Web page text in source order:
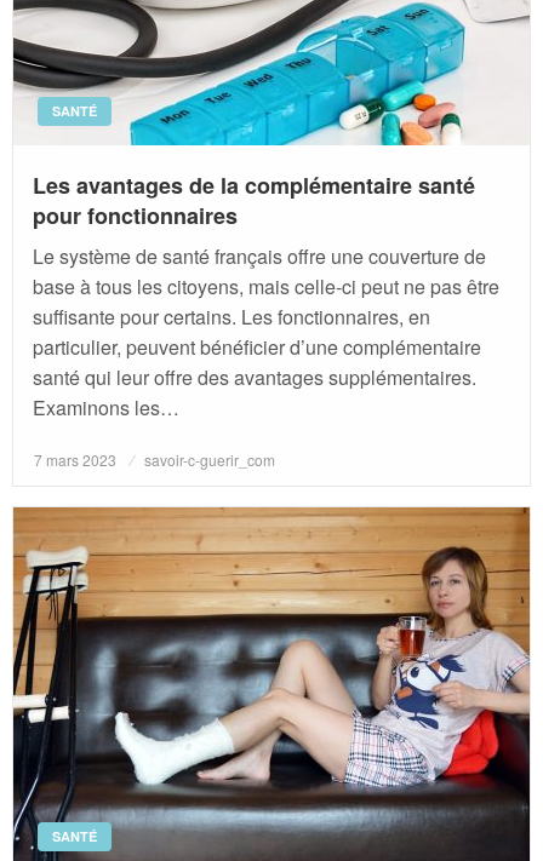
SANTÉ
Les avantages de la complémentaire santé
pour fonctionnaires
Le système de santé français offre une couverture de
base à tous les citoyens, mais celle-ci peut ne pas être
suffisante pour certains. Les fonctionnaires, en
particulier, peuvent bénéficier d’une complémentaire
santé qui leur offre des avantages supplémentaires.
Examinons les…
Posted
7 mars 2023 savoir-c-guerir_com
SANTÉ